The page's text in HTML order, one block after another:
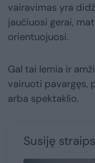
vairavimas yra
jaučiuosi gerai,
orientuojuosi.
Gal tai lemia ir
vairuoti pavargęs,
arba spektaklio.
Susiję